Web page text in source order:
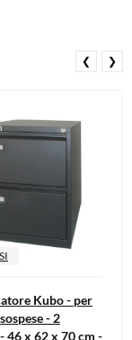
Kubo - per
- 2
46 x 62 x 70 cm -
❮ ❯